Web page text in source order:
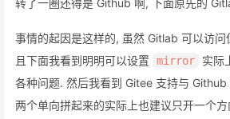
转了一圈还得是 Github 啊, 下面原先的
事情的起因是这样的, 虽然 Gitlab 可以访问
且下面我看到明明可以设置
mirror
实际
各种问题. 然后我看到 Gitee 支持与
两个单向拼起来的实际上也建议只开一个